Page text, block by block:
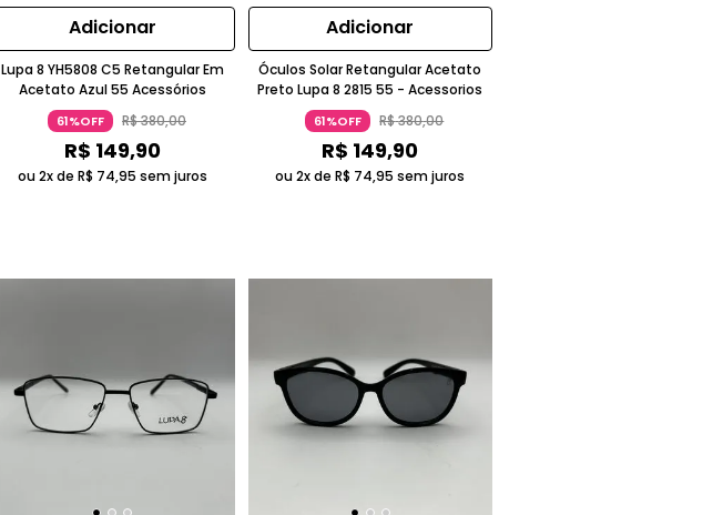
Adicionar
Lupa 8 YH5808 C5 Retangular Em
Acetato Azul 55 Acessórios
61%OFF R$380,00
R$ 149,90
ou 2x de R$ 74,95 sem juros
Adicionar
Óculos Solar Retangular Acetato
Preto Lupa 8 2815 55 - Acessorios
61%OFF R$380,00
R$ 149,90
ou 2x deR$ 74,95 sem juros